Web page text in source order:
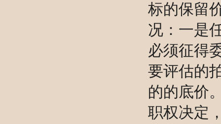
标的保留
况：一是
必须征得
要评估的
的的底价
职权决定